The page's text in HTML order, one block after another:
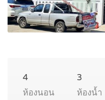
4
ห้องนอน
3
ห้องน้ำ